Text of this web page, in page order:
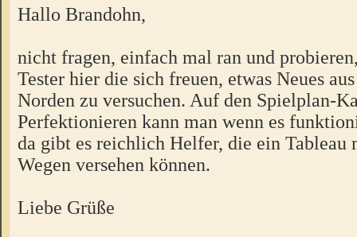
Hallo Brandohn,
nicht fragen, einfach mal ran und
Tester hier die sich freuen, etwas Neues
Norden zu versuchen. Auf den Spielplan-
Perfektionieren kann man wenn es
da gibt es reichlich Helfer, die ein Tableau
Wegen versehen können.
Liebe Grüße